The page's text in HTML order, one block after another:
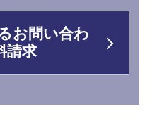
お問い合わ
請求